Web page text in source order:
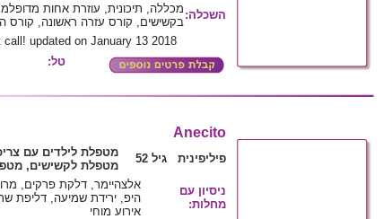
השכלה: מכללה, תיכונית, עוזרת אחות
בקשישים, קורס עזרה ראשונה, קורס
call! updated on January 13 2018
טל:
Anecito
פיליפינית גיל 52
מטפלת לילדים עם
מטפלת לקשישים,
ניסיון עם
מחלות:
אלצהיימר, דלקת פרקים,
היפ, ירידת שמיעה, דליפת
אירוע מוחי